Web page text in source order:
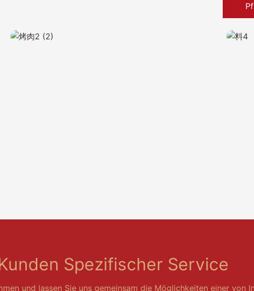
Spezifischer Service
und lassen Sie uns gemeinsam die Möglichkeiten einer von